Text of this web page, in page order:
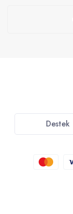
Destek